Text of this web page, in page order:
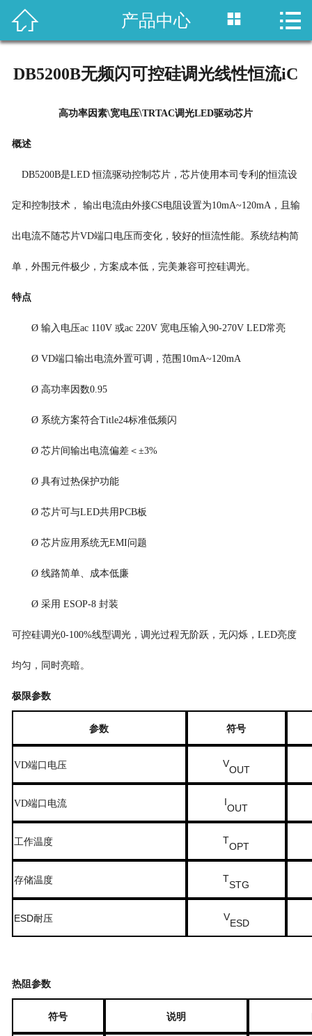
网站首页
联系我们
 产品中心  
DB5200B无频闪可控硅调光线性恒流iC
高功率因素\宽电压\TRTAC调光LED驱动芯片
概述
DB5200B是LED恒流驱动控制芯片，芯片使用本司专利的恒流设
定和控制技术， 输出电流由外接CS电阻设置为10mA~120mA，且输
出电流不随芯片VD端口电压而变化，较好的恒流性能。系统结构简
单，外围元件极少，方案成本低，完美兼容可控硅调光。
特点
Ø输入电压ac 110V或ac 220V 宽电压输入90-270V LED常亮
ØVD端口输出电流外置可调，范围 10mA~120mA
Ø高功率因数0.95
Ø 系统方案符合Title24标准低频闪
Ø芯片间输出电流偏差＜±3%
Ø具有过热保护功能
Ø芯片可与LED共用PCB板
Ø芯片应用系统无EMI问题
Ø线路简单、成本低廉
Ø采用 ESOP-8封装
可控硅调光0-100%线型调光，调光过程无阶跃，无闪烁，LED亮度
均匀，同时亮暗。
极限参数
参数 符号
VD端口电压 V
OUT
VD端口电流 I
OUT
工作温度 T
OPT
存储温度 T
STG
ESD耐压 V
ESD
热阻参数
符号 说明